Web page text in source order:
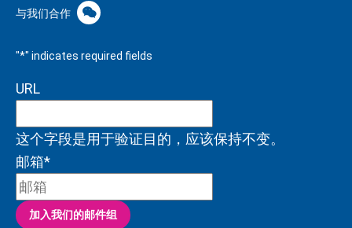
与我们合作
"*" indicates required fields
URL
这个字段是用于验证目的，应该保持不变。
邮箱*
加入我们的邮件组